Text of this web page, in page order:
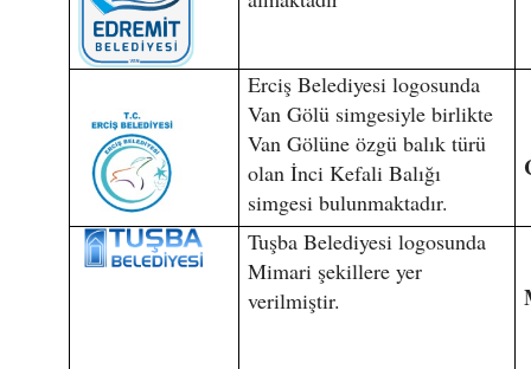
Erciş Belediyesi logosunda
Van Gölü simgesiyle birlikte
Van Gölüne özgü balık türü
olan İnci Kefali Balığı
simgesi bulunmaktadır.
Tuşba Belediyesi logosunda
Mimari şekillere yer
verilmiştir.